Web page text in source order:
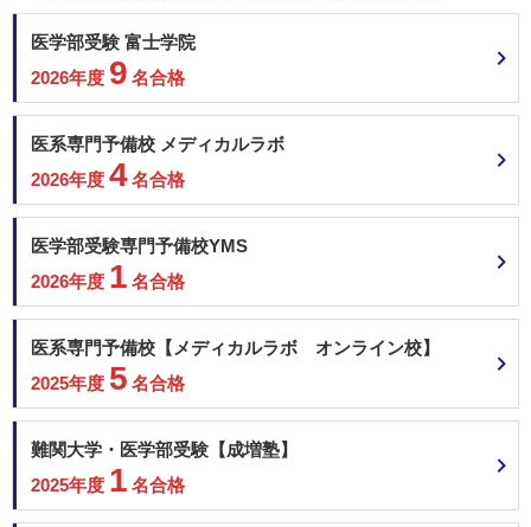
医学部受験 富士学院
2026年度 9 名合格
医系専門予備校 メディカルラボ
2026年度 4名合格
医学部受験専門予備校YMS
2026年度 1 名合格
医系専門予備校【メディカルラボ オンライン校】
2025年度 5 名合格
難関大学・医学部受験【成増塾】
2025年度 1 名合格